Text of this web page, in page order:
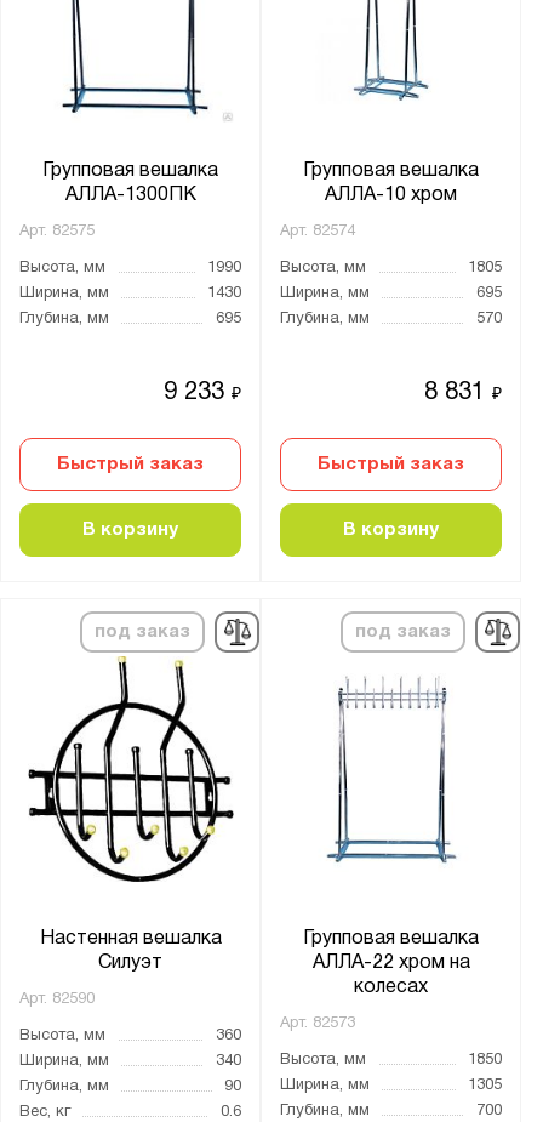
Групповая вешалка
АЛЛА-1300ПК
Арт. 82575
Высота, мм
1990
Ширина, мм
1430
Глубина, мм
695
9 233₽
Быстрый заказ
В корзину
Групповая вешалка
АЛЛА-10 хром
Арт. 82574
Высота, мм
1805
Ширина, мм
695
Глубина, мм
570
8 831₽
Быстрый заказ
В корзину
под заказ
Настенная вешалка
Силуэт
Арт. 82590
Высота, мм
360
Ширина, мм
340
Глубина, мм
90
Вес, кг
0.6
под заказ
Групповая вешалка
АЛЛА-22 хром на
колесах
Арт. 82573
Высота, мм
1850
Ширина, мм
1305
Глубина, мм
700